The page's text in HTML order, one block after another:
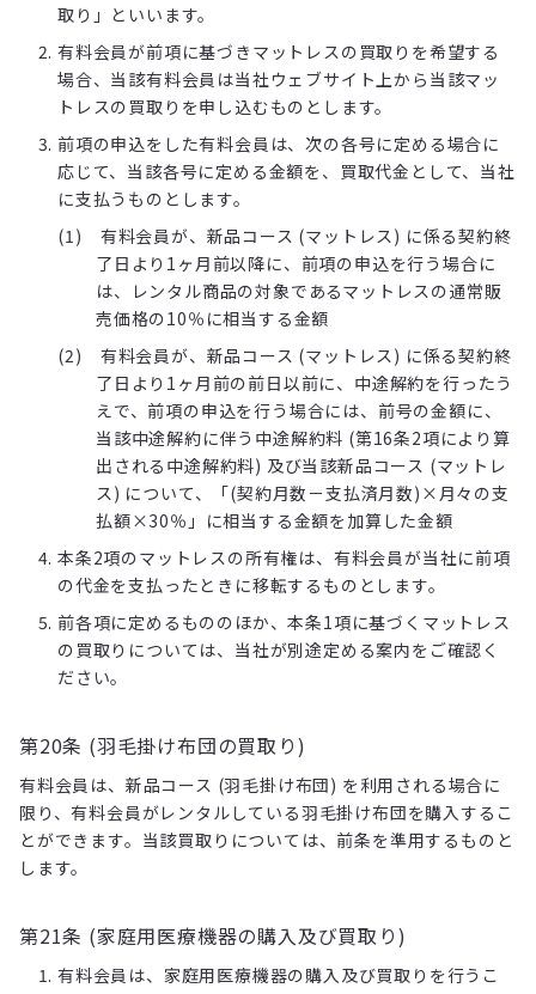
取り」といいます。
有料会員が前項に基づきマットレスの買取りを希望する
場合、当該有料会員は当社ウェブサイト上から当該マッ
トレスの買取りを申し込むものとします。
前項の申込をした有料会員は、次の各号に定める場合に
応じて、当該各号に定める金額を、買取代金として、当社
に支払うものとします。
有料会員が、新品コース (マットレス) に係る契約終
了日より1ヶ月前以降に、前項の申込を行う場合に
は、レンタル商品の対象であるマットレスの通常販
売価格の10％に相当する金額
有料会員が、新品コース (マットレス) に係る契約終
了日より1ヶ月前の前日以前に、中途解約を行ったう
えで、前項の申込を行う場合には、前号の金額に、
当該中途解約に伴う中途解約料 (第16条2項により算
出される中途解約料) 及び当該新品コース (マットレ
ス) について、「(契約月数－支払済月数)×月々の支
払額×30％」に相当する金額を加算した金額
本条2項のマットレスの所有権は、有料会員が当社に前項
の代金を支払ったときに移転するものとします。
前各項に定めるもののほか、本条1項に基づくマットレス
の買取りについては、当社が別途定める案内をご確認く
ださい。
第20条 (羽毛掛け布団の買取り)
有料会員は、新品コース (羽毛掛け布団) を利用される場合に
限り、有料会員がレンタルしている羽毛掛け布団を購入するこ
とができます。当該買取りについては、前条を準用するものと
します。
第21条 (家庭用医療機器の購入及び買取り)
有料会員は、家庭用医療機器の購入及び買取りを行うこ